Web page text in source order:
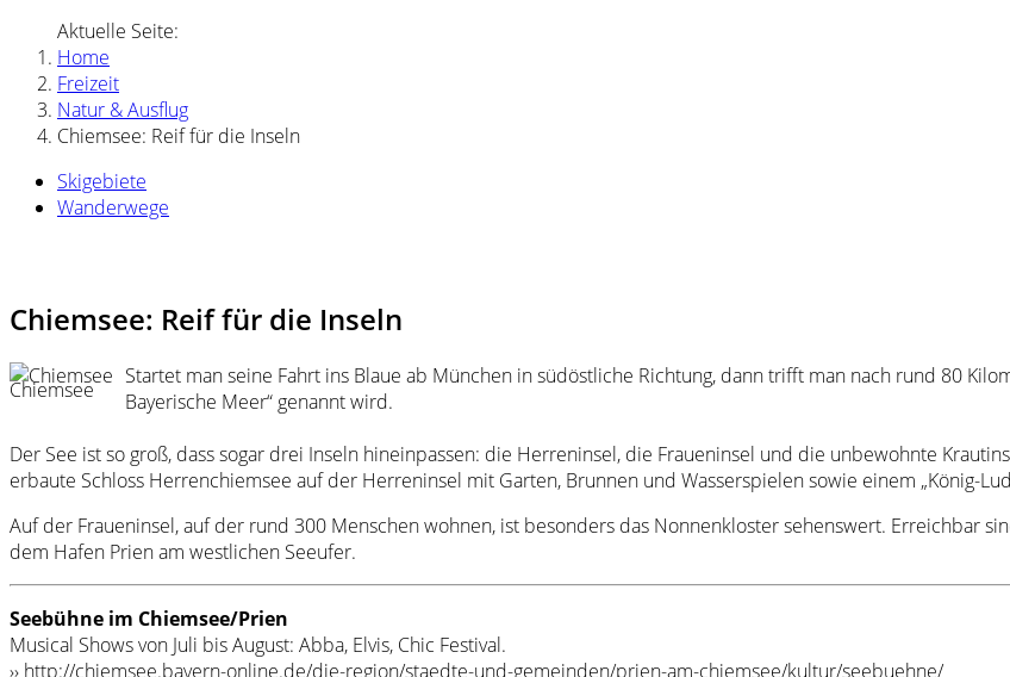
Aktuelle Seite:
Home
Freizeit
Natur & Ausflug
Chiemsee: Reif für die Inseln
Skigebiete
Wanderwege
Chiemsee: Reif für die Inseln
Chiemsee
Startet man seine Fahrt ins Blaue ab München in südöstliche Richtung, dann trifft man nach rund 80
Bayerische Meer“ genannt wird.
Der See ist so groß, dass sogar drei Inseln hineinpassen: die Herreninsel, die Fraueninsel und die unbewohnte
erbaute Schloss Herrenchiemsee auf der Herreninsel mit Garten, Brunnen und Wasserspielen sowie einem „König-
Auf der Fraueninsel, auf der rund 300 Menschen wohnen, ist besonders das Nonnenkloster sehenswert. Erreichbar
dem Hafen Prien am westlichen Seeufer.
Seebühne im Chiemsee/Prien
Musical Shows von Juli bis August: Abba, Elvis, Chic Festival.
›› http://chiemsee.bayern-online.de/die-region/staedte-und-gemeinden/prien-am-chiemsee/kultur/seebuehne/